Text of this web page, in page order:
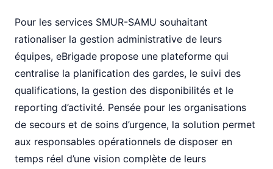
Pour les services SMUR-SAMU souhaitant
rationaliser la gestion administrative de leurs
équipes, eBrigade propose une plateforme qui
centralise la planification des gardes, le suivi des
qualifications, la gestion des disponibilités et le
reporting d’activité. Pensée pour les organisations
de secours et de soins d’urgence, la solution permet
aux responsables opérationnels de disposer en
temps réel d’une vision complète de leurs